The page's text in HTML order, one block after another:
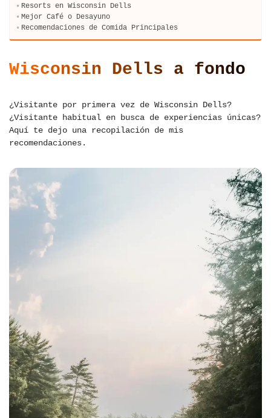
Resorts en Wisconsin Dells
Mejor Café o Desayuno
Recomendaciones de Comida Principales
Wisconsin Dells a fondo
¿Visitante por primera vez de Wisconsin Dells?
¿Visitante habitual en busca de experiencias únicas?
Aquí te dejo una recopilación de mis
recomendaciones.